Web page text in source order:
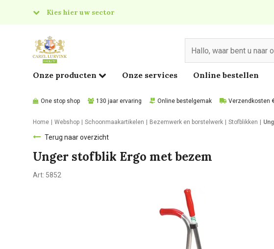
Kies hier uw sector
Food
Onze producten Onze services Online bestellen
One stop shop 130 jaar ervaring Online bestelgemak Verzendkosten
Home Webshop Schoonmaakartikelen Bezemwerk en borstelwerk Stofblikken
Terug naar overzicht
Unger stofblik Ergo met bezem
Art: 5852